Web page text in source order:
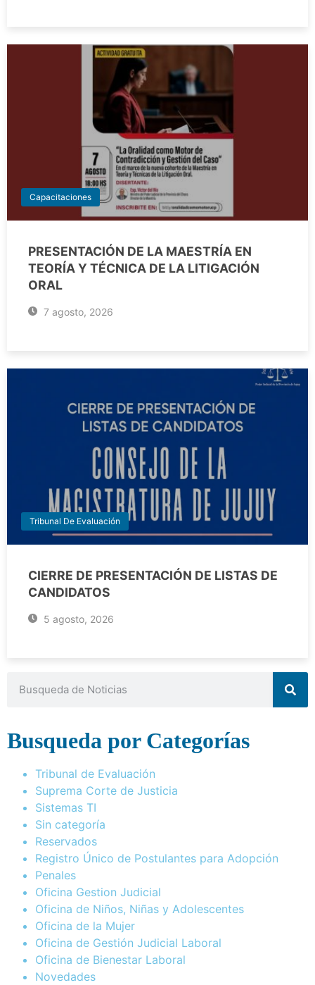
Capacitaciones
PRESENTACIÓN DE LA MAESTRÍA EN
TEORÍA Y TÉCNICA DE LA LITIGACIÓN
ORAL
7 agosto, 2026
Tribunal De Evaluación
CIERRE DE PRESENTACIÓN DE LISTAS DE
CANDIDATOS
5 agosto, 2026
Busqueda por Categorías
Tribunal de Evaluación
Suprema Corte de Justicia
Sistemas TI
Sin categoría
Reservados
Registro Único de Postulantes para Adopción
Penales
Oficina Gestion Judicial
Oficina de Niños, Niñas y Adolescentes
Oficina de la Mujer
Oficina de Gestión Judicial Laboral
Oficina de Bienestar Laboral
Novedades